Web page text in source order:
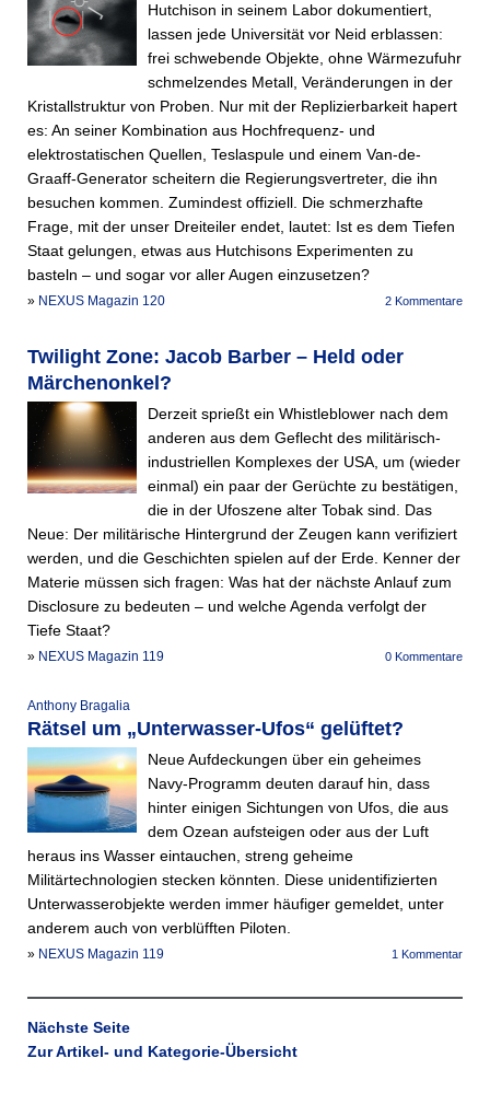
Hutchison in seinem Labor dokumentiert,
lassen jede Universität vor Neid erblassen:
frei schwebende Objekte, ohne Wärmezufuhr
schmelzendes Metall, Veränderungen in der
Kristallstruktur von Proben. Nur mit der Replizierbarkeit hapert
es: An seiner Kombination aus Hochfrequenz- und
elektrostatischen Quellen, Teslaspule und einem Van-de-
Graaff-Generator scheitern die Regierungsvertreter, die ihn
besuchen kommen. Zumindest offiziell. Die schmerzhafte
Frage, mit der unser Dreiteiler endet, lautet: Ist es dem Tiefen
Staat gelungen, etwas aus Hutchisons Experimenten zu
basteln – und sogar vor aller Augen einzusetzen?
2 Kommentare
» NEXUS Magazin 120
Twilight Zone: Jacob Barber – Held oder
Märchenonkel?
Derzeit sprießt ein Whistleblower nach dem
anderen aus dem Geflecht des militärisch-
industriellen Komplexes der USA, um (wieder
einmal) ein paar der Gerüchte zu bestätigen,
die in der Ufoszene alter Tobak sind. Das
Neue: Der militärische Hintergrund der Zeugen kann verifiziert
werden, und die Geschichten spielen auf der Erde. Kenner der
Materie müssen sich fragen: Was hat der nächste Anlauf zum
Disclosure zu bedeuten – und welche Agenda verfolgt der
Tiefe Staat?
0 Kommentare
» NEXUS Magazin 119
Anthony Bragalia
Rätsel um „Unterwasser-Ufos“ gelüftet?
Neue Aufdeckungen über ein geheimes
Navy-Programm deuten darauf hin, dass
hinter einigen Sichtungen von Ufos, die aus
dem Ozean aufsteigen oder aus der Luft
heraus ins Wasser eintauchen, streng geheime
Militärtechnologien stecken könnten. Diese unidentifizierten
Unterwasserobjekte werden immer häufiger gemeldet, unter
anderem auch von verblüfften Piloten.
1 Kommentar
» NEXUS Magazin 119
Nächste Seite
Zur Artikel- und Kategorie-Übersicht